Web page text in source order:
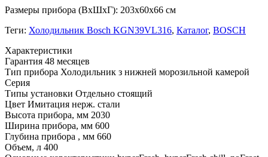
Размеры прибора (ВхШхГ): 203x60x66 см
Теги: Холодильник Bosch KGN39VL316, Каталог, BOSCH
Xарактеристики
Гарантия 48 месяцев
Тип прибора Холодильник з нижней морозильной камерой
Серия
Типы установки Отдельно стоящий
Цвет Имитация нерж. стали
Высота прибора, мм 2030
Ширина прибора, мм 600
Глубина прибора , мм 660
Объем, л 400